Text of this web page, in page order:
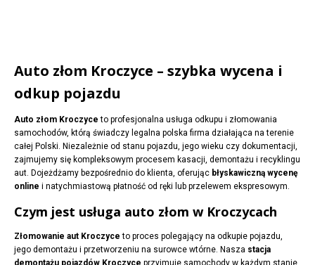
Auto złom Kroczyce – szybka wycena i
odkup pojazdu
Auto złom Kroczyce to profesjonalna usługa odkupu i złomowania
samochodów, którą świadczy legalna polska firma działająca na terenie
całej Polski. Niezależnie od stanu pojazdu, jego wieku czy dokumentacji,
zajmujemy się kompleksowym procesem kasacji, demontażu i recyklingu
aut. Dojeżdżamy bezpośrednio do klienta, oferując błyskawiczną wycenę
online i natychmiastową płatność od ręki lub przelewem ekspresowym.
Czym jest usługa auto złom w Kroczycach
Złomowanie aut Kroczyce to proces polegający na odkupie pojazdu,
jego demontażu i przetworzeniu na surowce wtórne. Nasza stacja